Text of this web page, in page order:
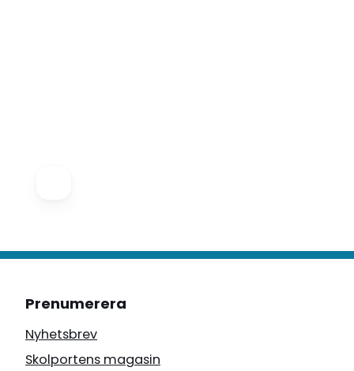
Prenumerera
Nyhetsbrev
Skolportens magasin